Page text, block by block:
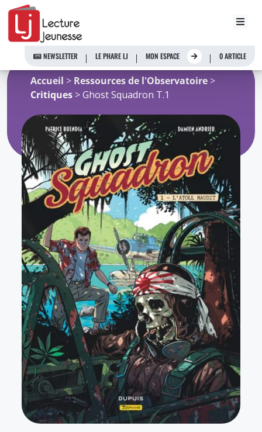
Aller
contenu
NEWSLETTER LE PHARE LJ MON ESPACE 0 ARTICLE
Accueil > Ressources de l'Observatoire >
Critiques > Ghost Squadron T.1